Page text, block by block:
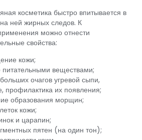
косметика быстро впитывается в
ней жирных следов. К
можно отнести
свойства:
кожи;
веществами;
очагов угревой сыпи,
профилактика их появления;
образования морщин;
кожи;
и царапин;
пятен (на один тон);